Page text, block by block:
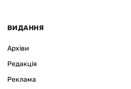
ВИДАННЯ
Архіви
Редакція
Реклама